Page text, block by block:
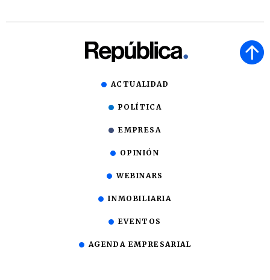
ACTUALIDAD
POLÍTICA
EMPRESA
OPINIÓN
WEBINARS
INMOBILIARIA
EVENTOS
AGENDA EMPRESARIAL